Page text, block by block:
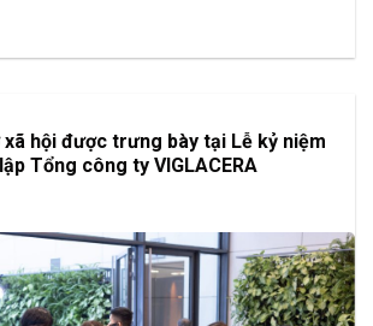
xã hội được trưng bày tại Lễ kỷ niệm
Tổng công ty VIGLACERA